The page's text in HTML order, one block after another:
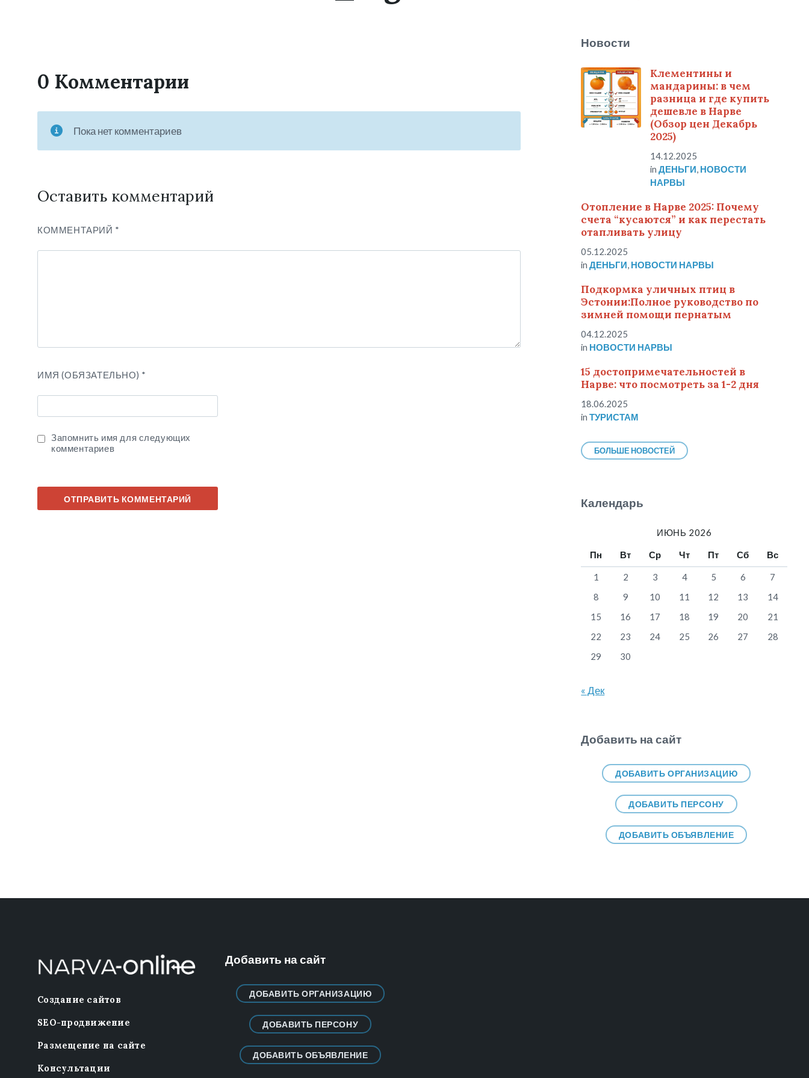
0 Комментарии
Пока нет комментариев
Оставить комментарий
КОММЕНТАРИЙ *
ИМЯ (ОБЯЗАТЕЛЬНО) *
Запомнить имя для следующих
комментариев
Новости
Клементины и
мандарины: в чем
разница и где купить
дешевле в Нарве
(Обзор цен Декабрь
2025)
14.12.2025
inДЕНЬГИ, НОВОСТИ
НАРВЫ
Отопление в Нарве 2025: Почему
счета “кусаются” и как перестать
отапливать улицу
05.12.2025
inДЕНЬГИ, НОВОСТИ НАРВЫ
Подкормка уличных птиц в
Эстонии:Полное руководство по
зимней помощи пернатым
04.12.2025
in НОВОСТИ НАРВЫ
15 достопримечательностей в
Нарве: что посмотреть за 1-2 дня
18.06.2025
inТУРИСТАМ
БОЛЬШЕ НОВОСТЕЙ
Календарь
ИЮНЬ 2026
Пн Вт Ср Чт Пт Сб Вс
1 2 3 4 5 6
7
8
9 10 11 12 13
14
15
16 17 18 19 20
21
22
23 24 25 26 27
28
29
30
« Дек
Добавить на сайт
ДОБАВИТЬ ОРГАНИЗАЦИЮ
ДОБАВИТЬ ПЕРСОНУ
ДОБАВИТЬ ОБЪЯВЛЕНИЕ
Создание сайтов
SEO-продвижение
Размещение на сайте
Консультации
Добавить на сайт
ДОБАВИТЬ ОРГАНИЗАЦИЮ
ДОБАВИТЬ ПЕРСОНУ
ДОБАВИТЬ ОБЪЯВЛЕНИЕ